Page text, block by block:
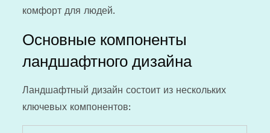
комфорт для людей.
Основные компоненты
ландшафтного дизайна
Ландшафтный дизайн состоит из нескольких
ключевых компонентов: